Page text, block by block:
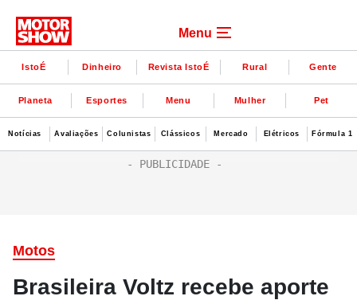
Menu
IstoÉ Dinheiro Revista IstoÉ Rural Gente
Planeta Esportes Menu Mulher Pet
Notícias Avaliações Colunistas Clássicos Mercado Elétricos Fórmula 1
Motos
Brasileira Voltz recebe aporte